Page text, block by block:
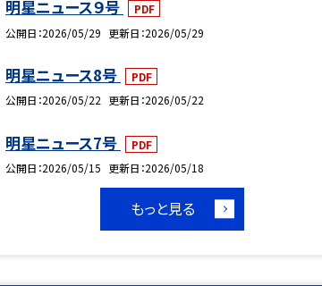
明星ニュース９号
PDF
公開日 2026/05/29 更新日 2026/05/29
明星ニュース8号
PDF
公開日 2026/05/22 更新日 2026/05/22
明星ニュース7号
PDF
公開日 2026/05/15 更新日 2026/05/18
もっと見る